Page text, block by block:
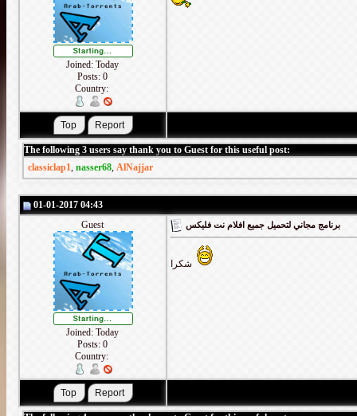
Joined: Today
Posts: 0
Country:
The following 3 users say thank you to Guest for this useful post:
classiclap1, nasser68, AlNajjar
01-01-2017 04:43
Guest
Joined: Today
Posts: 0
Country:
برنامج مجاني لتحميل جميع افلام نت فليكس